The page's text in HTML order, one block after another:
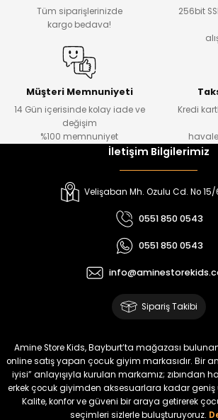
Urban Kız Çocuk Süveterli Tunik Gömlek Navi
₺ 650
Melra Kız Çocuk Kot Pantolon
%15
Tivon Kız Çocuk
₺ 2.340
Koren Kız Çocuk ve Bebek Tayt
₺ 320
₺ 250
Yeni
Koren Kız Çocuk
₺ 320
₺ 250
%22
Koren Kız Çocuk ve Bebek Tayt
%22
Koren Kız Çocuk
Tüm siparişlerinizde
kargo bedava!
256bit
Müşteri Memnuniyeti
14 Gün içerisinde kolay iade ve
değişim
%100 memnuniyet
Kredi
İletişim Bilgilerimiz
Velişaban Mh. Ozulu Cd. No
0551 850 0543
0551 850 0543
Sipariş Takibi
Amine Store Kids, Bayburt’ta mağazası
online satış yapan çocuk giyim markasıdır. Bir
iyisi” anlayışıyla kurulan markamız; zıbından
erkek çocuk giyimden aksesuarlara kadar geniş
Kalite, konfor ve güveni bir araya getirerek
seçimleri sizlerle buluşturuyoruz.